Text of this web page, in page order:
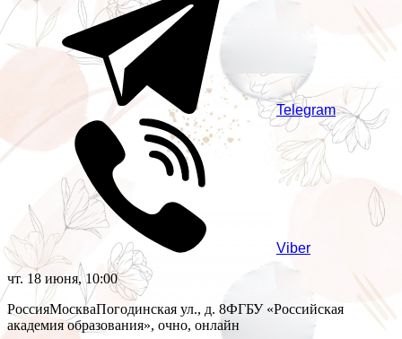
Telegram
Viber
чт. 18 июня, 10:00
РоссияМоскваПогодинская ул., д. 8ФГБУ «Российская
академия образования», очно, онлайн